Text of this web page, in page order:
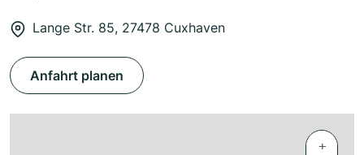
Lange Str. 85, 27478 Cuxhaven
Anfahrt planen
+